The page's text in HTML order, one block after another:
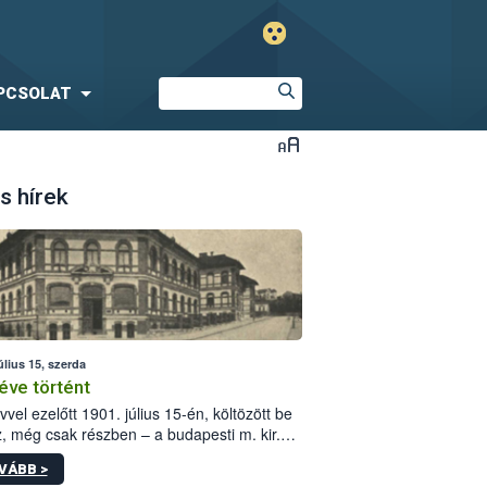
hírek
15, szerda
történt
ezelőtt 1901. július 15-én, költözött be
még csak részben – a budapesti m. kir.
állomás a Kis Rókus utca
alatti, Czigler Győző által tervezett új
>